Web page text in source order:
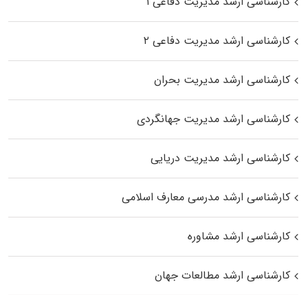
کارشناسی ارشد مدیریت دفاعی ۲
کارشناسی ارشد مدیریت بحران
کارشناسی ارشد مدیریت جهانگردی
کارشناسی ارشد مدیریت دریایی
کارشناسی ارشد مدرسی معارف اسلامی
کارشناسی ارشد مشاوره
کارشناسی ارشد مطالعات جهان